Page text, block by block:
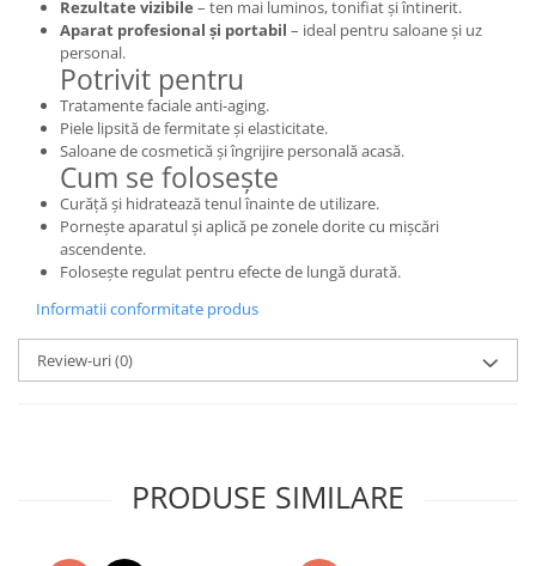
Rezultate vizibile – ten mai luminos, tonifiat și întinerit.
Aparat profesional și portabil – ideal pentru saloane și uz
personal.
Potrivit pentru
Tratamente faciale anti-aging.
Piele lipsită de fermitate și elasticitate.
Saloane de cosmetică și îngrijire personală acasă.
Cum se folosește
Curăță și hidratează tenul înainte de utilizare.
Pornește aparatul și aplică pe zonele dorite cu mișcări
ascendente.
Folosește regulat pentru efecte de lungă durată.
Informatii conformitate produs
Review-uri(0)
PRODUSE SIMILARE